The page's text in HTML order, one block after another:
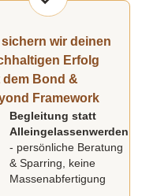
wir deinen
Erfolg
dem Bond &
Framework
Begleitung statt
Alleingelassenwerden
- persönliche Beratung
& Sparring, keine
Massenabfertigung